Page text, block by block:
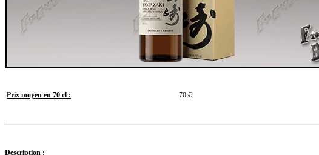
Prix moyen en 70 cl : 70 €
Description :